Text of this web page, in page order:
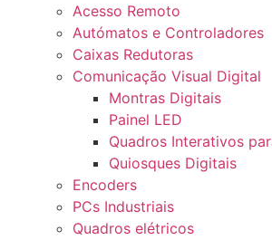
Acesso Remoto
Autómatos e Controladores
Caixas Redutoras
Comunicação Visual Digital
Montras Digitais
Painel LED
Quadros Interativos
Quiosques Digitais
Encoders
PCs Industriais
Quadros elétricos